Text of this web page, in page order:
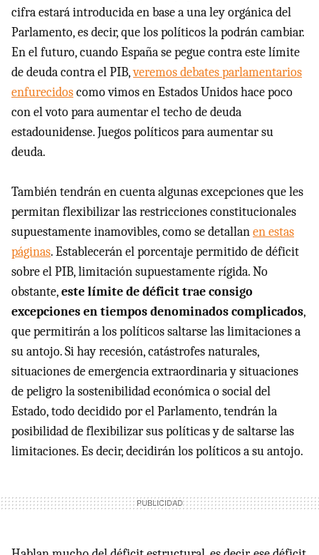
cifra estará introducida en base a una ley orgánica del
Parlamento, es decir, que los políticos la podrán cambiar.
En el futuro, cuando España se pegue contra este límite
de deuda contra elPIB,veremos debates parlamentarios
enfurecidoscomo vimos en Estados Unidos hace poco
con el voto para aumentar el techo de deuda
estadounidense. Juegos políticos para aumentar su
deuda.
También tendrán en cuenta algunas excepciones que les
permitan flexibilizar las restricciones constitucionales
supuestamente inamovibles, como se detallanen estas
páginas. Establecerán el porcentaje permitido de déficit
sobre elPIB, limitación supuestamente rígida. No
obstante,este límite de déficit trae consigo
excepciones en tiempos denominados complicados,
que permitirán a los políticos saltarse las limitaciones a
su antojo. Si hay recesión, catástrofes naturales,
situaciones de emergencia extraordinaria y situaciones
de peligro la sostenibilidad económica o social del
Estado, todo decidido por el Parlamento, tendrán la
posibilidad de flexibilizar sus políticas y de saltarse las
limitaciones. Es decir, decidirán los políticos a su antojo.